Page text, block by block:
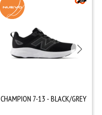
CHAMPION 7-13 - BLACK/GREY